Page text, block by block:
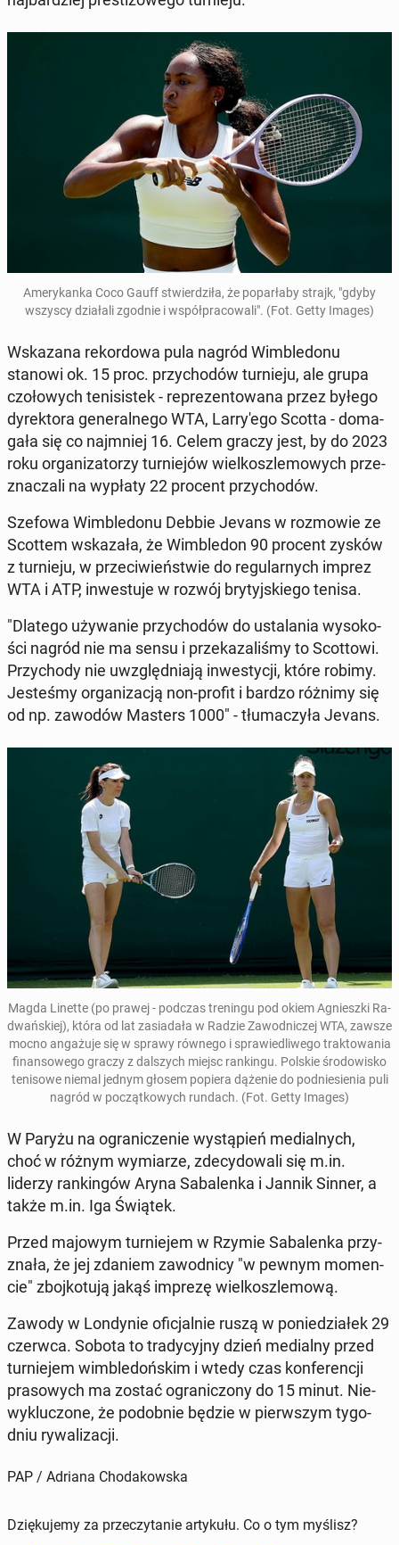
Ame­ry­kan­ka Coco Gauff stwier­dzi­ła, że po­par­ła­by strajk, "gdyby
wszyscy dzia­ła­li zgodnie i współ­pra­co­wa­li". (Fot. Getty Images)
Wska­za­na re­kor­do­wa pula nagród Wim­ble­do­nu
stanowi ok. 15 proc. przy­cho­dów tur­nie­ju, ale grupa
czo­ło­wych te­ni­si­stek - re­pre­zen­to­wa­na przez byłego
dy­rek­to­ra ge­ne­ral­ne­go WTA, Lar­ry­'e­go Scotta - do­ma­
ga­ła się co naj­mniej 16. Celem graczy jest, by do 2023
roku or­ga­ni­za­to­rzy tur­nie­jów wiel­kosz­le­mo­wych prze­
zna­cza­li na wypłaty 22 procent przy­cho­dów.
Szefowa Wim­ble­do­nu Debbie Jevans w roz­mo­wie ze
Scottem wska­za­ła, że Wim­ble­don 90 procent zysków
z tur­nie­ju, w prze­ci­wień­stwie do re­gu­lar­nych imprez
WTA i ATP, in­we­stu­je w rozwój bry­tyj­skie­go tenisa.
"Dlatego uży­wa­nie przy­cho­dów do usta­la­nia wy­so­ko­
ści nagród nie ma sensu i prze­ka­za­li­śmy to Scot­to­wi.
Przy­cho­dy nie uwzględ­nia­ją in­we­sty­cji, które robimy.
Je­ste­śmy or­ga­ni­za­cją non-profit i bardzo różnimy się
od np. zawodów Masters 1000" - tłu­ma­czy­ła Jevans.
Magda Linette (po prawej - podczas tre­nin­gu pod okiem Agniesz­ki Ra­
dwań­skiej), która od lat za­sia­da­ła w Radzie Za­wod­ni­czej WTA, zawsze
mocno an­ga­żu­je się w sprawy równego i spra­wie­dli­we­go trak­to­wa­nia
fi­nan­so­we­go graczy z dal­szych miejsc ran­kin­gu. Polskie śro­do­wi­sko
te­ni­so­we niemal jednym głosem popiera dążenie do pod­nie­sie­nia puli
nagród w po­cząt­ko­wych rundach. (Fot. Getty Images)
W Paryżu na ogra­ni­cze­nie wy­stą­pień me­dial­nych,
choć w różnym wy­mia­rze, zde­cy­do­wa­li się m.in.
liderzy ran­kin­gów Aryna Sa­ba­len­ka i Jannik Sinner, a
także m.in. Iga Świątek.
Przed majowym tur­nie­jem w Rzymie Sa­ba­len­ka przy­
zna­ła, że jej zdaniem za­wod­ni­cy "w pewnym mo­men­
cie" zboj­ko­tu­ją jakąś imprezę wiel­kosz­le­mo­wą.
Zawody w Lon­dy­nie ofi­cjal­nie ruszą w po­nie­dzia­łek 29
czerwca. Sobota to tra­dy­cyj­ny dzień me­dial­ny przed
tur­nie­jem wim­ble­doń­skim i wtedy czas kon­fe­ren­cji
pra­so­wych ma zostać ogra­ni­czo­ny do 15 minut. Nie­
wy­klu­czo­ne, że po­dob­nie będzie w pierw­szym ty­go­
dniu ry­wa­li­za­cji.
PAP / Adriana Chodakowska
Dziękujemy za przeczytanie artykułu. Co o tym myślisz?